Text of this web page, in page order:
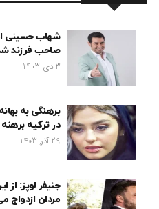
شهاب حسینی
صاحب فرزند
3 دی, 1403
برهنگی به
در ترکیه
29 آذر, 1403
جنیفر لوپز: از
مردان ازدواج